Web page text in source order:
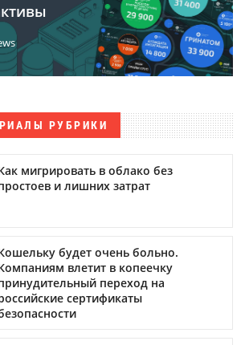
РУБРИКИ
мигрировать в облако без
и лишних затрат
будет очень больно.
влетит в копеечку
переход на
сертификаты